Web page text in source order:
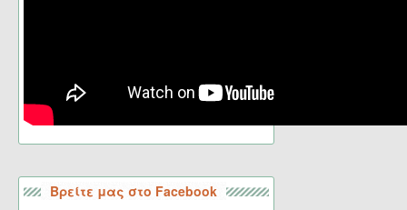
Βρείτε μας στο Facebook